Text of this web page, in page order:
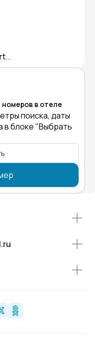
в отеле
поиска, даты
в блоке "Выбрать